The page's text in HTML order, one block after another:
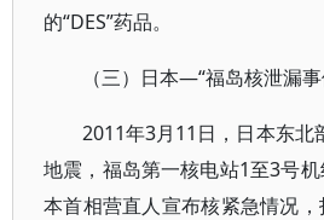
的“DES”药品。
（三）日本—“福岛核泄漏
2011年3月11日，日本东北
地震，福岛第一核电站1至3号
本首相营直人宣布核紧急情况